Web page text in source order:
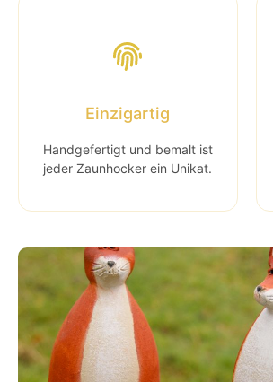
Einzigartig
Handgefertigt und bemalt ist
jeder Zaunhocker ein Unikat.